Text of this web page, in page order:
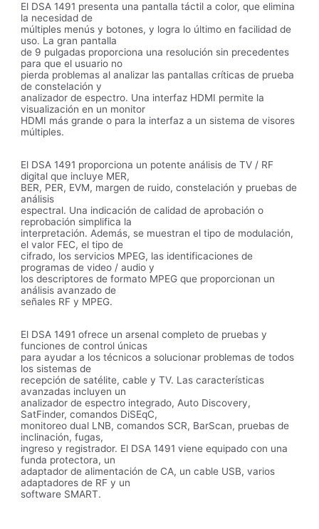
El DSA 1491 presenta una pantalla táctil a color, que elimina
la necesidad de
múltiples menús y botones, y logra lo último en facilidad de
uso. La gran pantalla
de 9 pulgadas proporciona una resolución sin precedentes
para que el usuario no
pierda problemas al analizar las pantallas críticas de prueba
de constelación y
analizador de espectro. Una interfaz HDMI permite la
visualización en un monitor
HDMI más grande o para la interfaz a un sistema de visores
múltiples.
El DSA 1491 proporciona un potente análisis de TV / RF
digital que incluye MER,
BER, PER, EVM, margen de ruido, constelación y pruebas de
análisis
espectral. Una indicación de calidad de aprobación o
reprobación simplifica la
interpretación. Además, se muestran el tipo de modulación,
el valor FEC, el tipo de
cifrado, los servicios MPEG, las identificaciones de
programas de video / audio y
los descriptores de formato MPEG que proporcionan un
análisis avanzado de
señales RF y MPEG.
El DSA 1491 ofrece un arsenal completo de pruebas y
funciones de control únicas
para ayudar a los técnicos a solucionar problemas de todos
los sistemas de
recepción de satélite, cable y TV. Las características
avanzadas incluyen un
analizador de espectro integrado, Auto Discovery,
SatFinder, comandos DiSEqC,
monitoreo dual LNB, comandos SCR, BarScan, pruebas de
inclinación, fugas,
ingreso y registrador. El DSA 1491 viene equipado con una
funda protectora, un
adaptador de alimentación de CA, un cable USB, varios
adaptadores de RF y un
software SMART.